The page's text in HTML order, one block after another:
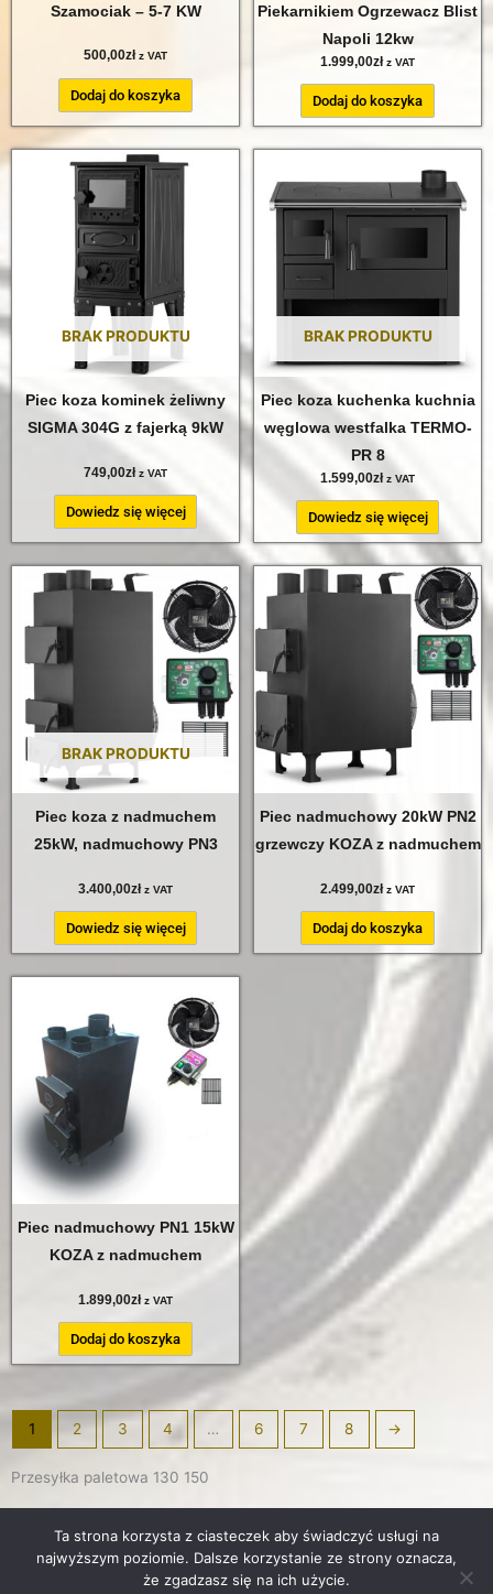
Szamociak – 5-7 KW
500,00zł z VAT
Dodaj do koszyka
Piekarnikiem Ogrzewacz Blist
Napoli 12kw
1.999,00zł z VAT
Dodaj do koszyka
BRAK PRODUKTU
Piec koza kominek żeliwny
SIGMA 304G z fajerką 9kW
749,00zł z VAT
Dowiedz się więcej
BRAK PRODUKTU
Piec koza kuchenka kuchnia
węglowa westfalka TERMO-
PR 8
1.599,00zł z VAT
Dowiedz się więcej
BRAK PRODUKTU
Piec koza z nadmuchem
25kW, nadmuchowy PN3
3.400,00zł z VAT
Dowiedz się więcej
Piec nadmuchowy 20kW PN2
grzewczy KOZA z nadmuchem
2.499,00zł z VAT
Dodaj do koszyka
Piec nadmuchowy PN1 15kW
KOZA z nadmuchem
1.899,00zł z VAT
Dodaj do koszyka
1 2 3 4 … 6 7 8 →
Przesyłka paletowa 130 150
O nas |Regulamin|Cookies|Polityka prywatności|Dostawa|Formy
płatności| Kontakt
Ta strona korzysta z ciasteczek aby świadczyć usługi na
najwyższym poziomie. Dalsze korzystanie ze strony oznacza,
że zgadzasz się na ich użycie.